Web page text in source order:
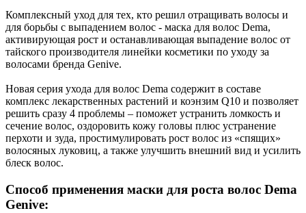
Комплексный уход для тех, кто решил отращивать волосы и
для борьбы с выпадением волос - маска для волос Dema,
активирующая рост и останавливающая выпадение волос от
тайского производителя линейки косметики по уходу за
волосами бренда Genive.
Новая серия ухода для волос Dema содержит в составе
комплекс лекарственных растений и коэнзим Q10 и позволяет
решить сразу 4 проблемы – поможет устранить ломкость и
сечение волос, оздоровить кожу головы плюс устранение
перхоти и зуда, простимулировать рост волос из «спящих»
волосяных луковиц, а также улучшить внешний вид и усилить
блеск волос.
Способ применения маски для роста волос Dema
Genive: